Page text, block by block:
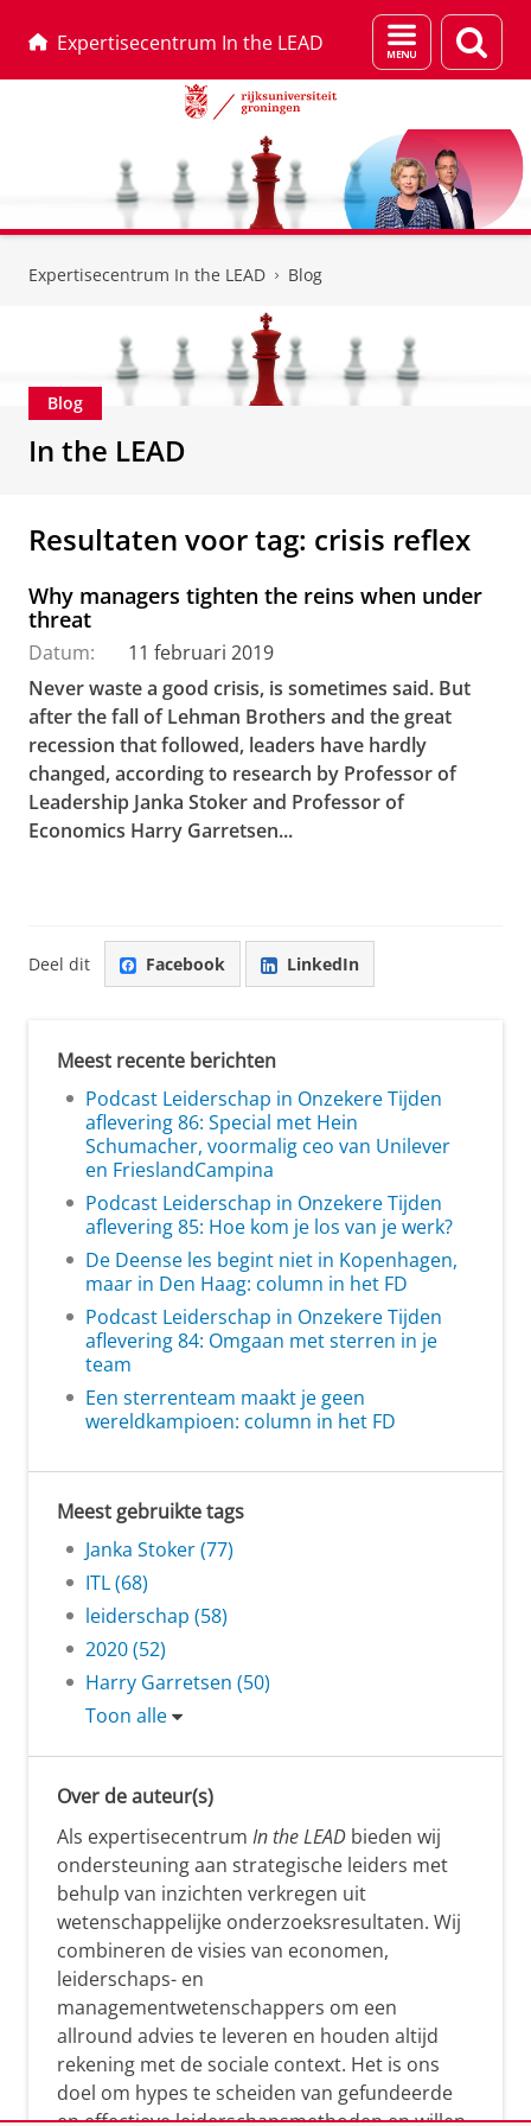
Expertisecentrum In the LEAD
Menu
en
Expertisecentrum In the LEAD Blog
Blog
In the LEAD
Resultaten voor tag: crisis reflex
Why managers tighten the reins when under
threat
Datum:
11 februari 2019
Never waste a good crisis, is sometimes said. But
after the fall of Lehman Brothers and the great
recession that followed, leaders have hardly
changed, according to research by Professor of
Leadership Janka Stoker and Professor of
Economics Harry Garretsen...
Deel dit Facebook LinkedIn
Meest recente berichten
Podcast Leiderschap in Onzekere Tijden
aflevering 86: Special met Hein
Schumacher, voormalig ceo van Unilever
en FrieslandCampina
Podcast Leiderschap in Onzekere Tijden
aflevering 85: Hoe kom je los van je werk?
De Deense les begint niet in Kopenhagen,
maar in Den Haag: column in het FD
Podcast Leiderschap in Onzekere Tijden
aflevering 84: Omgaan met sterren in je
team
Een sterrenteam maakt je geen
wereldkampioen: column in het FD
Meest gebruikte tags
Janka Stoker (77)
ITL (68)
leiderschap (58)
2020 (52)
Harry Garretsen (50)
Toon alle
Over de auteur(s)
Als expertisecentrum In the LEAD bieden wij
ondersteuning aan strategische leiders met
behulp van inzichten verkregen uit
wetenschappelijke onderzoeksresultaten. Wij
combineren de visies van economen,
leiderschaps- en
managementwetenschappers om een
allround advies te leveren en houden altijd
rekening met de sociale context. Het is ons
doel om hypes te scheiden van gefundeerde